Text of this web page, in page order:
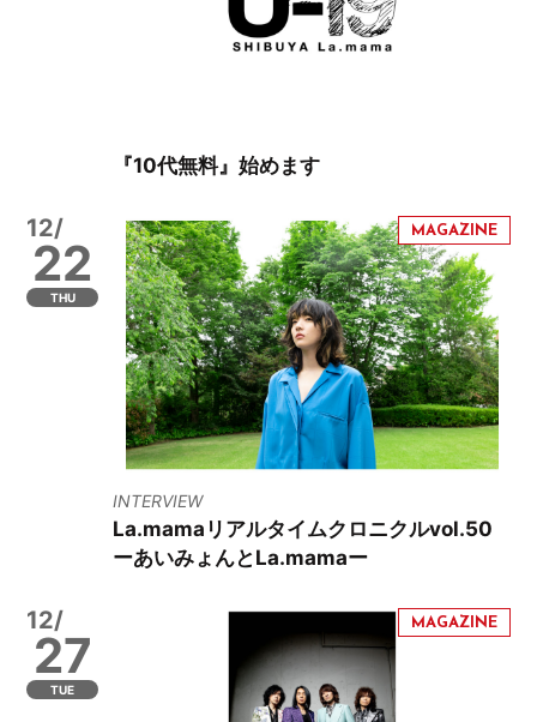
『10代無料』始めます
12/
22
THU
INTERVIEW
La.mamaリアルタイムクロニクルvol.50
ーあいみょんとLa.mamaー
12/
27
TUE